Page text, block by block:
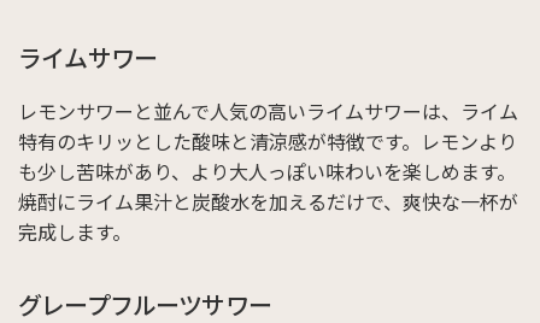
ライムサワー
レモンサワーと並んで人気の高いライムサワーは、ライム
特有のキリッとした酸味と清涼感が特徴です。レモンより
も少し苦味があり、より大人っぽい味わいを楽しめます。
焼酎にライム果汁と炭酸水を加えるだけで、爽快な一杯が
完成します。
グレープフルーツサワー